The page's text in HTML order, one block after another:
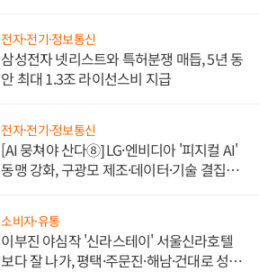
전자·전기·정보통신
삼성전자 넷리스트와 특허분쟁 매듭, 5년 동
안 최대 1.3조 라이선스비 지급
전자·전기·정보통신
[AI 뭉쳐야 산다⑧] LG·엔비디아 '피지컬 AI'
동맹 강화, 구광모 제조·데이터·기술 결집
소비자·유통
이부진 야심작 '신라스테이' 서울신라호텔
보다 잘 나가, 평택·주문진·해남·건대로 성